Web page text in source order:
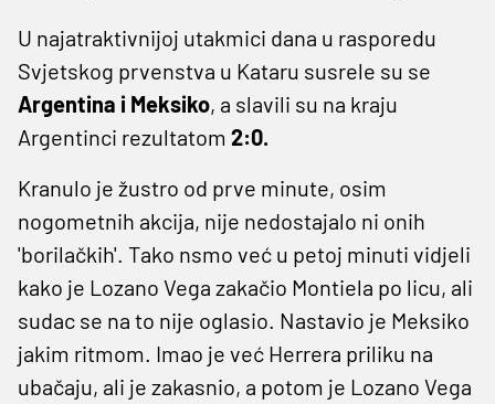
U najatraktivnijoj utakmici dana u rasporedu
Svjetskog prvenstva u Kataru susrele su se
Argentina i Meksiko, a slavili su na kraju
Argentinci rezultatom 2:0.
Kranulo je žustro od prve minute, osim
nogometnih akcija, nije nedostajalo ni onih
'borilačkih'. Tako nsmo već u petoj minuti vidjeli
kako je Lozano Vega zakačio Montiela po licu, ali
sudac se na to nije oglasio. Nastavio je Meksiko
jakim ritmom. Imao je već Herrera priliku na
ubačaju, ali je zakasnio, a potom je Lozano Vega